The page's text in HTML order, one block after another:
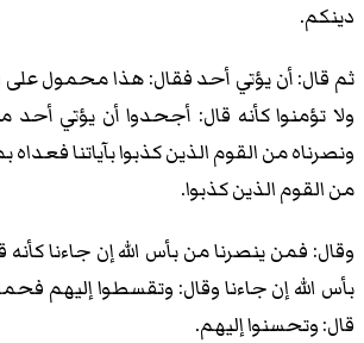
دينكم.
ثم قال: أن يؤتي أحد فقال: هذا محمول على
ولا تؤمنوا كأنه قال: أجحدوا أن يؤتي أحد
ونصرناه من القوم الذين كذبوا بآياتنا فعداه
من القوم الذين كذبوا.
وقال: فمن ينصرنا من بأس الله إن جاءنا
بأس الله إن جاءنا وقال: وتقسطوا إليهم
قال: وتحسنوا إليهم.